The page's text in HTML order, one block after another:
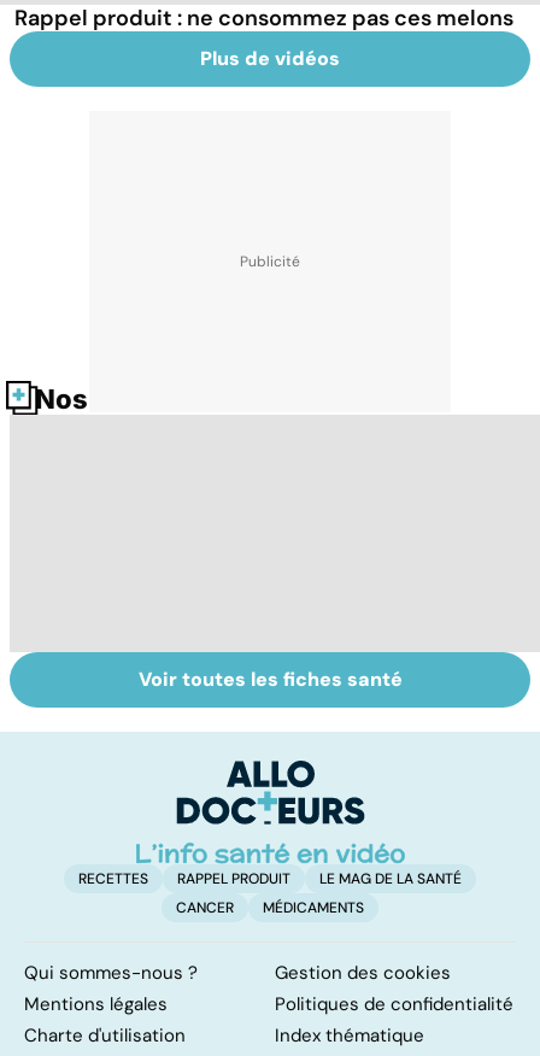
Rappel produit : ne consommez pas ces melons
Plus de vidéos
Nos fiches santé
Alimentation :
nos assiettes
Mediator® : le
début d'une
Voir toutes les fiches santé
RECETTES RAPPEL PRODUIT
LE MAG DE LA SANTÉ
CANCER
MÉDICAMENTS
Qui sommes-nous ?
Gestion des cookies
Mentions légales
Politiques de confidentialité
Charte d'utilisation
Index thématique